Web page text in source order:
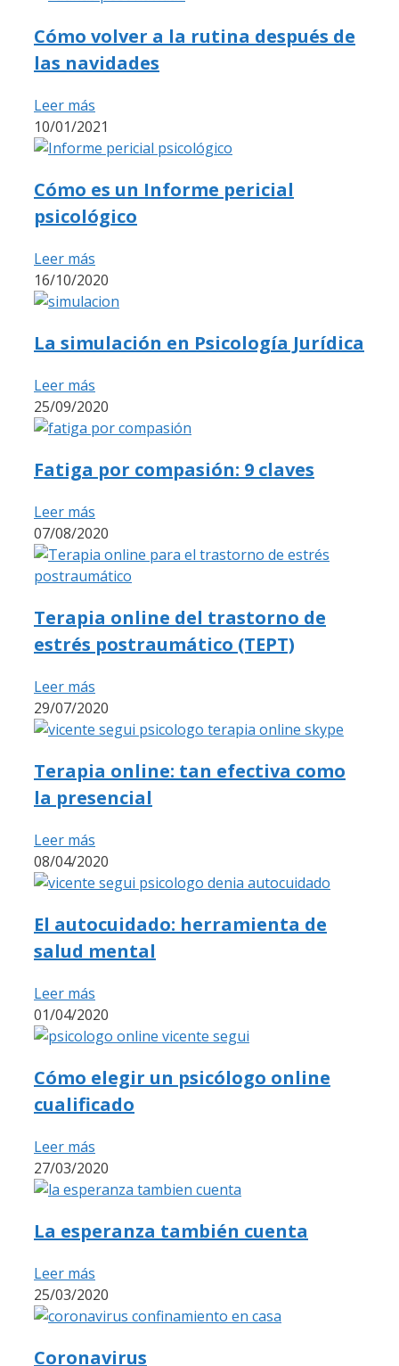
Cómo volver a la rutina después de
las navidades
Leer más
10/01/2021
Cómo es un Informe pericial
psicológico
Leer más
16/10/2020
La simulación en Psicología Jurídica
Leer más
25/09/2020
Fatiga por compasión: 9 claves
Leer más
07/08/2020
Terapia online del trastorno de
estrés postraumático (TEPT)
Leer más
29/07/2020
Terapia online: tan efectiva como
la presencial
Leer más
08/04/2020
El autocuidado: herramienta de
salud mental
Leer más
01/04/2020
Cómo elegir un psicólogo online
cualificado
Leer más
27/03/2020
La esperanza también cuenta
Leer más
25/03/2020
Coronavirus